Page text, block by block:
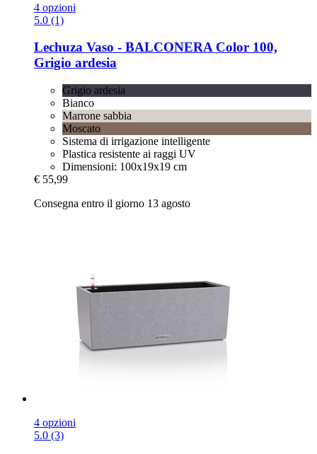
4 opzioni
5.0 (1)
Lechuza Vaso -​ BALCONERA Color 100,
Grigio ardesia
Grigio ardesia
Bianco
Marrone sabbia
Moscato
Sistema di irrigazione intelligente
Plastica resistente ai raggi UV
Dimensioni: 100x19x19 cm
€ 55,99
Consegna entro il giorno 13 agosto
4 opzioni
5.0 (3)